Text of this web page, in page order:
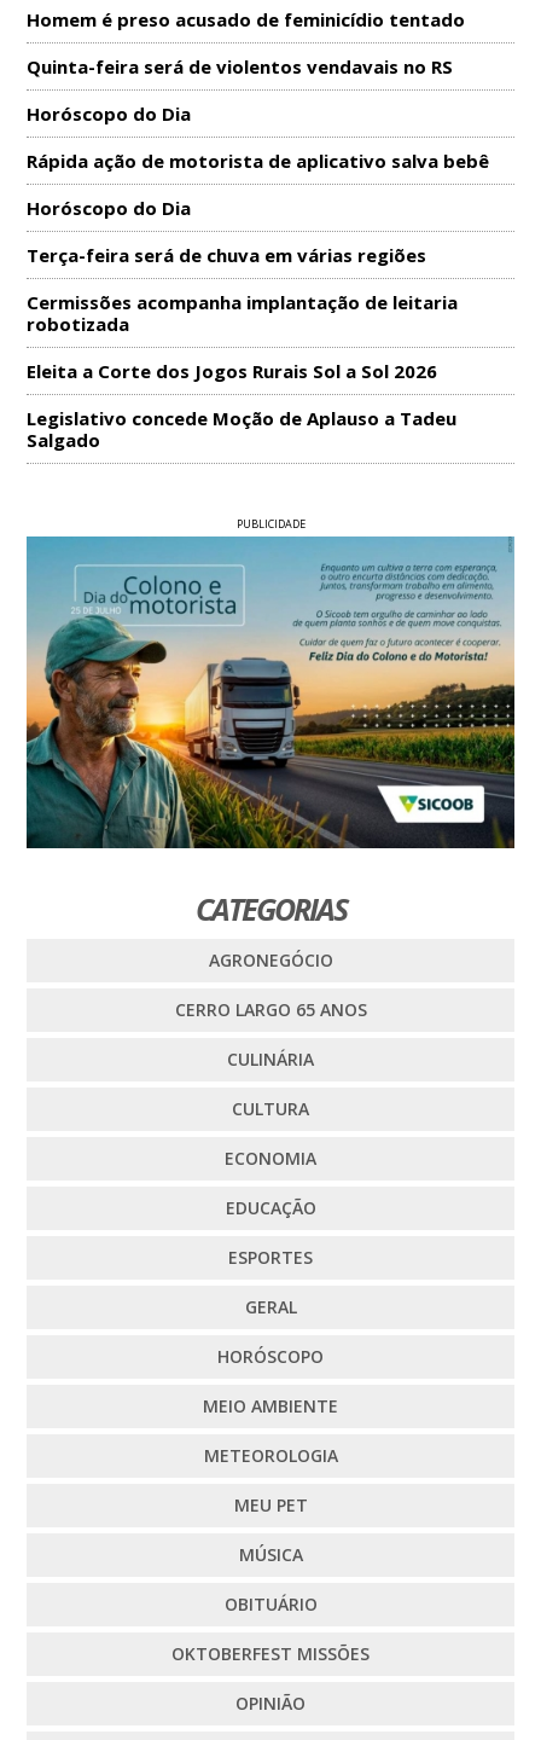
Homem é preso acusado de feminicídio tentado
Quinta-feira será de violentos vendavais no RS
Horóscopo do Dia
Rápida ação de motorista de aplicativo salva bebê
Horóscopo do Dia
Terça-feira será de chuva em várias regiões
Cermissões acompanha implantação de leitaria
robotizada
Eleita a Corte dos Jogos Rurais Sol a Sol 2026
Legislativo concede Moção de Aplauso a Tadeu
Salgado
PUBLICIDADE
CATEGORIAS
AGRONEGÓCIO
CERRO LARGO 65 ANOS
CULINÁRIA
CULTURA
ECONOMIA
EDUCAÇÃO
ESPORTES
GERAL
HORÓSCOPO
MEIO AMBIENTE
METEOROLOGIA
MEU PET
MÚSICA
OBITUÁRIO
OKTOBERFEST MISSÕES
OPINIÃO